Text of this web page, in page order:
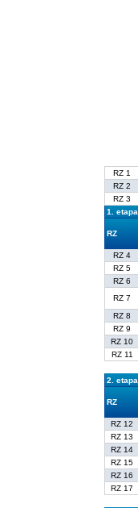
RZ 1
RZ 2
RZ 3
1. etapa
RZ
RZ 4
RZ 5
RZ 6
RZ 7
RZ 8
RZ 9
RZ 10
RZ 11
2. etapa
RZ
RZ 12
RZ 13
RZ 14
RZ 15
RZ 16
RZ 17